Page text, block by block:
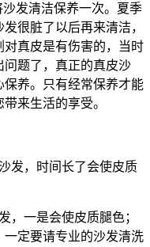
发清洁保养一次。夏季
很脏了以后再来清洁，
真皮是有伤害的，当时
题了，真正的真皮沙
养。只有经常保养才能
来生活的享受。
，时间长了会使皮质
一是会使皮质腿色；
定要请专业的沙发清洗